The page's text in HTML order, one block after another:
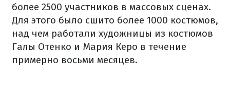
более 2500 участников в массовых сценах.
Для этого было сшито более 1000 костюмов,
над чем работали художницы из костюмов
Галы Отенко и Мария Керо в течение
примерно восьми месяцев.